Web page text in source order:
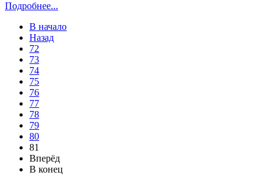
Подробнее...
В начало
Назад
72
73
74
75
76
77
78
79
80
81
Вперёд
В конец